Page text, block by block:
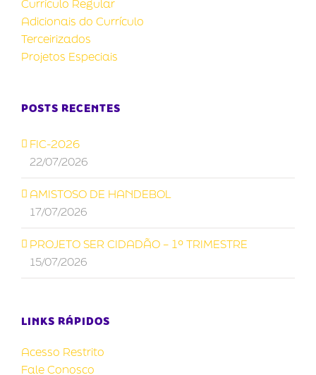
Currículo Regular
Adicionais do Currículo
Terceirizados
Projetos Especiais
POSTS RECENTES
FIC-2026
22/07/2026
AMISTOSO DE HANDEBOL
17/07/2026
PROJETO SER CIDADÃO – 1º TRIMESTRE
15/07/2026
LINKS RÁPIDOS
Acesso Restrito
Fale Conosco